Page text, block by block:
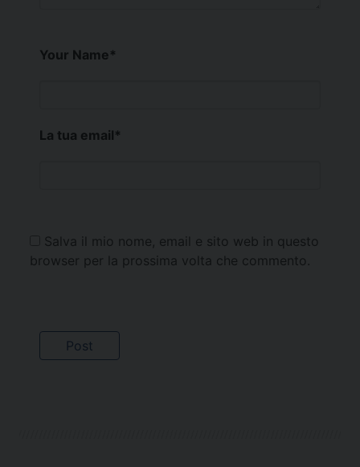
Your Name*
La tua email*
Salva il mio nome, email e sito web in questo
browser per la prossima volta che commento.